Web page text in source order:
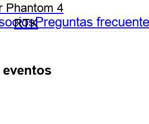
Phantom 4
RTKPreguntas